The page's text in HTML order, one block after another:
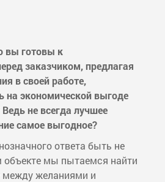
вы готовы к
заказчиком, предлагая
в своей работе,
на экономической выгоде
не всегда лучшее
самое выгодное?
ответа быть не
мы пытаемся найти
между желаниями и